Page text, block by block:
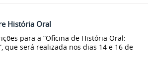
História Oral
para a “Oficina de História Oral:
que será realizada nos dias 14 e 16 de